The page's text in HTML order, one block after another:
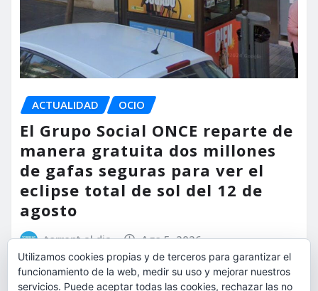
ACTUALIDAD OCIO
El Grupo Social ONCE reparte de
manera gratuita dos millones
de gafas seguras para ver el
eclipse total de sol del 12 de
agosto
torrent al dia Ago 5, 2026
Utilizamos cookies propias y de terceros para garantizar el
funcionamiento de la web, medir su uso y mejorar nuestros
servicios. Puede aceptar todas las cookies, rechazar las no